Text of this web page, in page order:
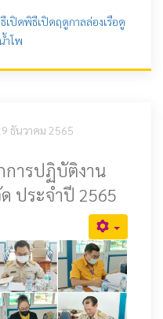
เปิดพิธีเปิดฤดูกาลล่องเรือดู
ำโพ
ธันวาคม 2565
การปฏิบัติงาน
ประจำปี 2565